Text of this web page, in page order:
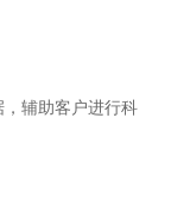
辅助客户进行科